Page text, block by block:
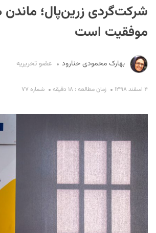
شرکت‌گردی زرین‌پال؛
موفقیت است
بهارک محمودی حنارود عضو تحریریه
۴ اسفند ۱۳۹۸ زمان مطالعه : ۱۸ دقیقه شماره ۷۷